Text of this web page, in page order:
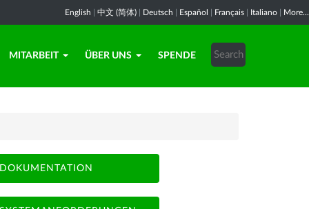
English 中文 (简体) Deutsch Español Français Italiano More...
MITARBEIT ÜBER UNS SPENDE
DOKUMENTATION